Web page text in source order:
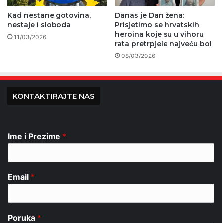
Kad nestane gotovina,
nestaje i sloboda
11/03/2026
Danas je Dan žena:
Prisjetimo se hrvatskih
heroina koje su u vihoru
rata pretrpjele najveću bol
08/03/2026
KONTAKTIRAJTE NAS
Ime i Prezime *
Email *
Poruka *